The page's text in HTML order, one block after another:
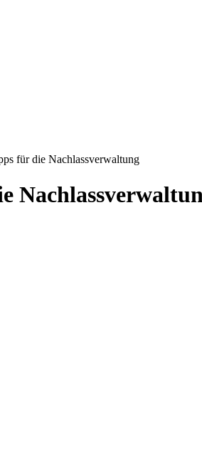
für die Nachlassverwaltung